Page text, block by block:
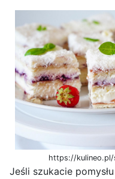
https://kulineo.pl/
Jeśli szukacie